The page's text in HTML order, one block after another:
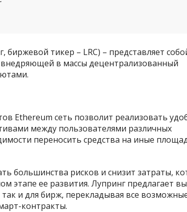
тикер – LRC) – представляет
в массы децентрализованный
Ethereum сеть позволит реализовать
между пользователями различных
переносить средства на иные
большинства рисков и снизит затраты,
этапе ее развития. Лупринг предлагает
и для бирж, перекладывая все
контракты.